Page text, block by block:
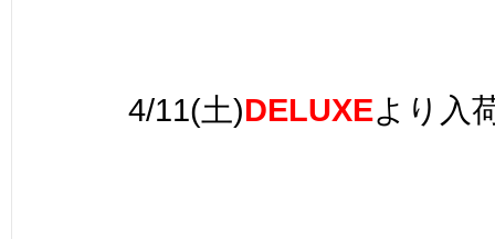
4/11(土)DELUXEより入